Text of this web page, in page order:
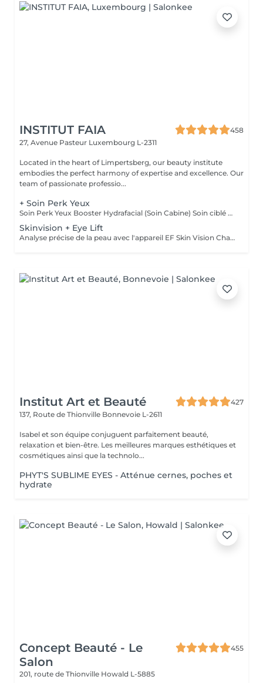
INSTITUT FAIA
458
27, Avenue Pasteur Luxembourg L-2311
Located in the heart of Limpertsberg, our beauty institute
embodies the perfect harmony of expertise and excellence. Our
team of passionate professio...
+ Soin Perk Yeux
Soin Perk Yeux Booster Hydrafacial (Soin Cabine) Soin ciblé du contour des yeux réalisé en cabine, en complément d'un soin Hydrafacial. Le Perk Yeux exfolie délicatement et infuse un sérum concentré pour hydrater, lisser les ridules et illuminer le regard. Résultat immédiat: un contour de l'il plus frais, défatigué et lumineux. Fonctionnement : Le soin nécessite l'achat d'un booster personnel au prix de 50€. Ce booster, conservé en cabine, permet de réaliser 3 séances en complément d'un Hydrafacial.
Skinvision + Eye Lift
Analyse précise de la peau avec l'appareil EF Skin Vision Chaque peau étant unique, nous analysons ensemble les besoins actuels de votre peau. L'appareil diagnostic effectue une analyse complète. Il détermine l'identité de votre peau en quelques minutes, en se basant sur 9 paramètres spécifiques: hydratation, excès de sébum, élasticité, desquamation, pores, taches pigmentaires, rides pattes d'oie, rides du front, couperose. Soin des yeux liftant pour un regard éclatant. Un soin intensif du contour des yeux; massage très efficace des points de pression, massage anti-age liftant, Expert Eye patch et soin intensif du contour des yeux avec la technologie Oxy Booster. Grâce à ce soin les poches et les cernes sont atténuées, les rides sont lissées, le regard est plus éclatant et la fatigue est éliminée.
Institut Art et Beauté
427
137, Route de Thionville Bonnevoie L-2611
Isabel et son équipe conjuguent parfaitement beauté,
relaxation et bien-être. Les meilleures marques esthétiques et
cosmétiques ainsi que la technolo...
PHYT'S SUBLIME EYES - Atténue cernes, poches et
hydrate
Concept Beauté - Le
Salon
455
201, route de Thionville Howald L-5885